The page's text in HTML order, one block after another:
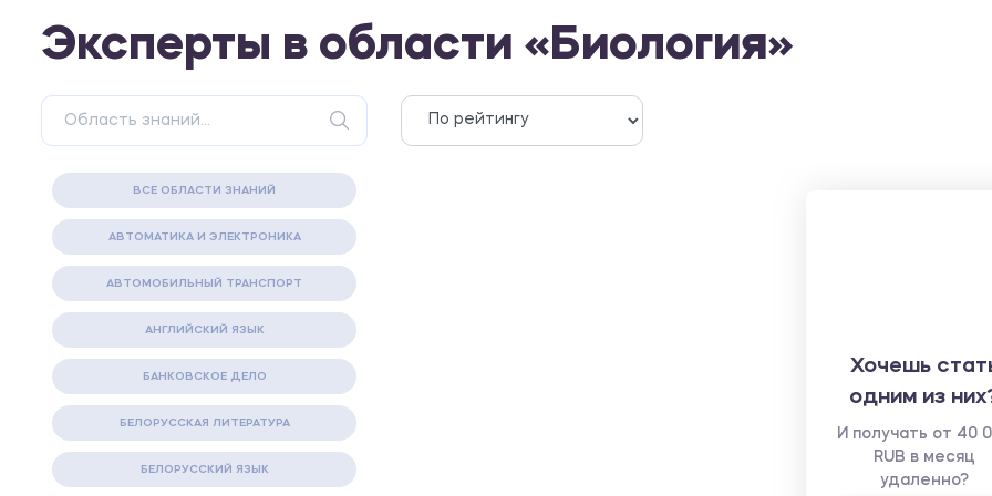
Эксперты в области «Биология»
ВСЕ ОБЛАСТИ ЗНАНИЙ
АВТОМАТИКА И ЭЛЕКТРОНИКА
АВТОМОБИЛЬНЫЙ ТРАНСПОРТ
АНГЛИЙСКИЙ ЯЗЫК
БАНКОВСКОЕ ДЕЛО
БЕЛОРУССКАЯ ЛИТЕРАТУРА
БЕЛОРУССКИЙ ЯЗЫК
Хочешь
одним из
И получать от 40
RUB в месяц
удаленно?